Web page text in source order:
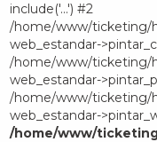
include('...') #2
/home/www/ticketing/
web_estandar-
/home/www/ticketing/
web_estandar-
/home/www/ticketing/
web_estandar-
/home/www/